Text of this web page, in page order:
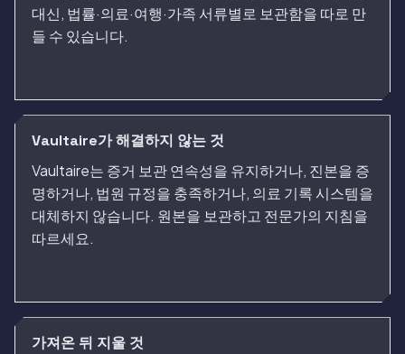
대신, 법률·의료·여행·가족 서류별로 보관함을 따로 만
들 수 있습니다.
Vaultaire가 해결하지 않는 것
Vaultaire는 증거 보관 연속성을 유지하거나, 진본을 증
명하거나, 법원 규정을 충족하거나, 의료 기록 시스템을
대체하지 않습니다. 원본을 보관하고 전문가의 지침을
따르세요.
가져온 뒤 지울 것